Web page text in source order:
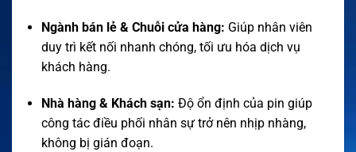
Ngành bán lẻ & Chuỗi cửa hàng: Giúp nhân viên
duy trì kết nối nhanh chóng, tối ưu hóa dịch vụ
khách hàng.
Nhà hàng & Khách sạn: Độ ổn định của pin giúp
công tác điều phối nhân sự trở nên nhịp nhàng,
không bị gián đoạn.